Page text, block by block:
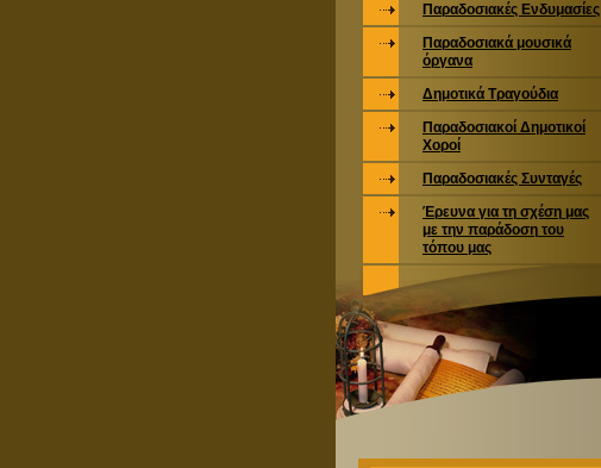
Παραδοσιακές Ενδυμασίες
Παραδοσιακά μουσικά
όργανα
Δημοτικά Τραγούδια
Παραδοσιακοί Δημοτικοί
Χοροί
Παραδοσιακές Συνταγές
Έρευνα για τη σχέση μας
με την παράδοση του
τόπου μας